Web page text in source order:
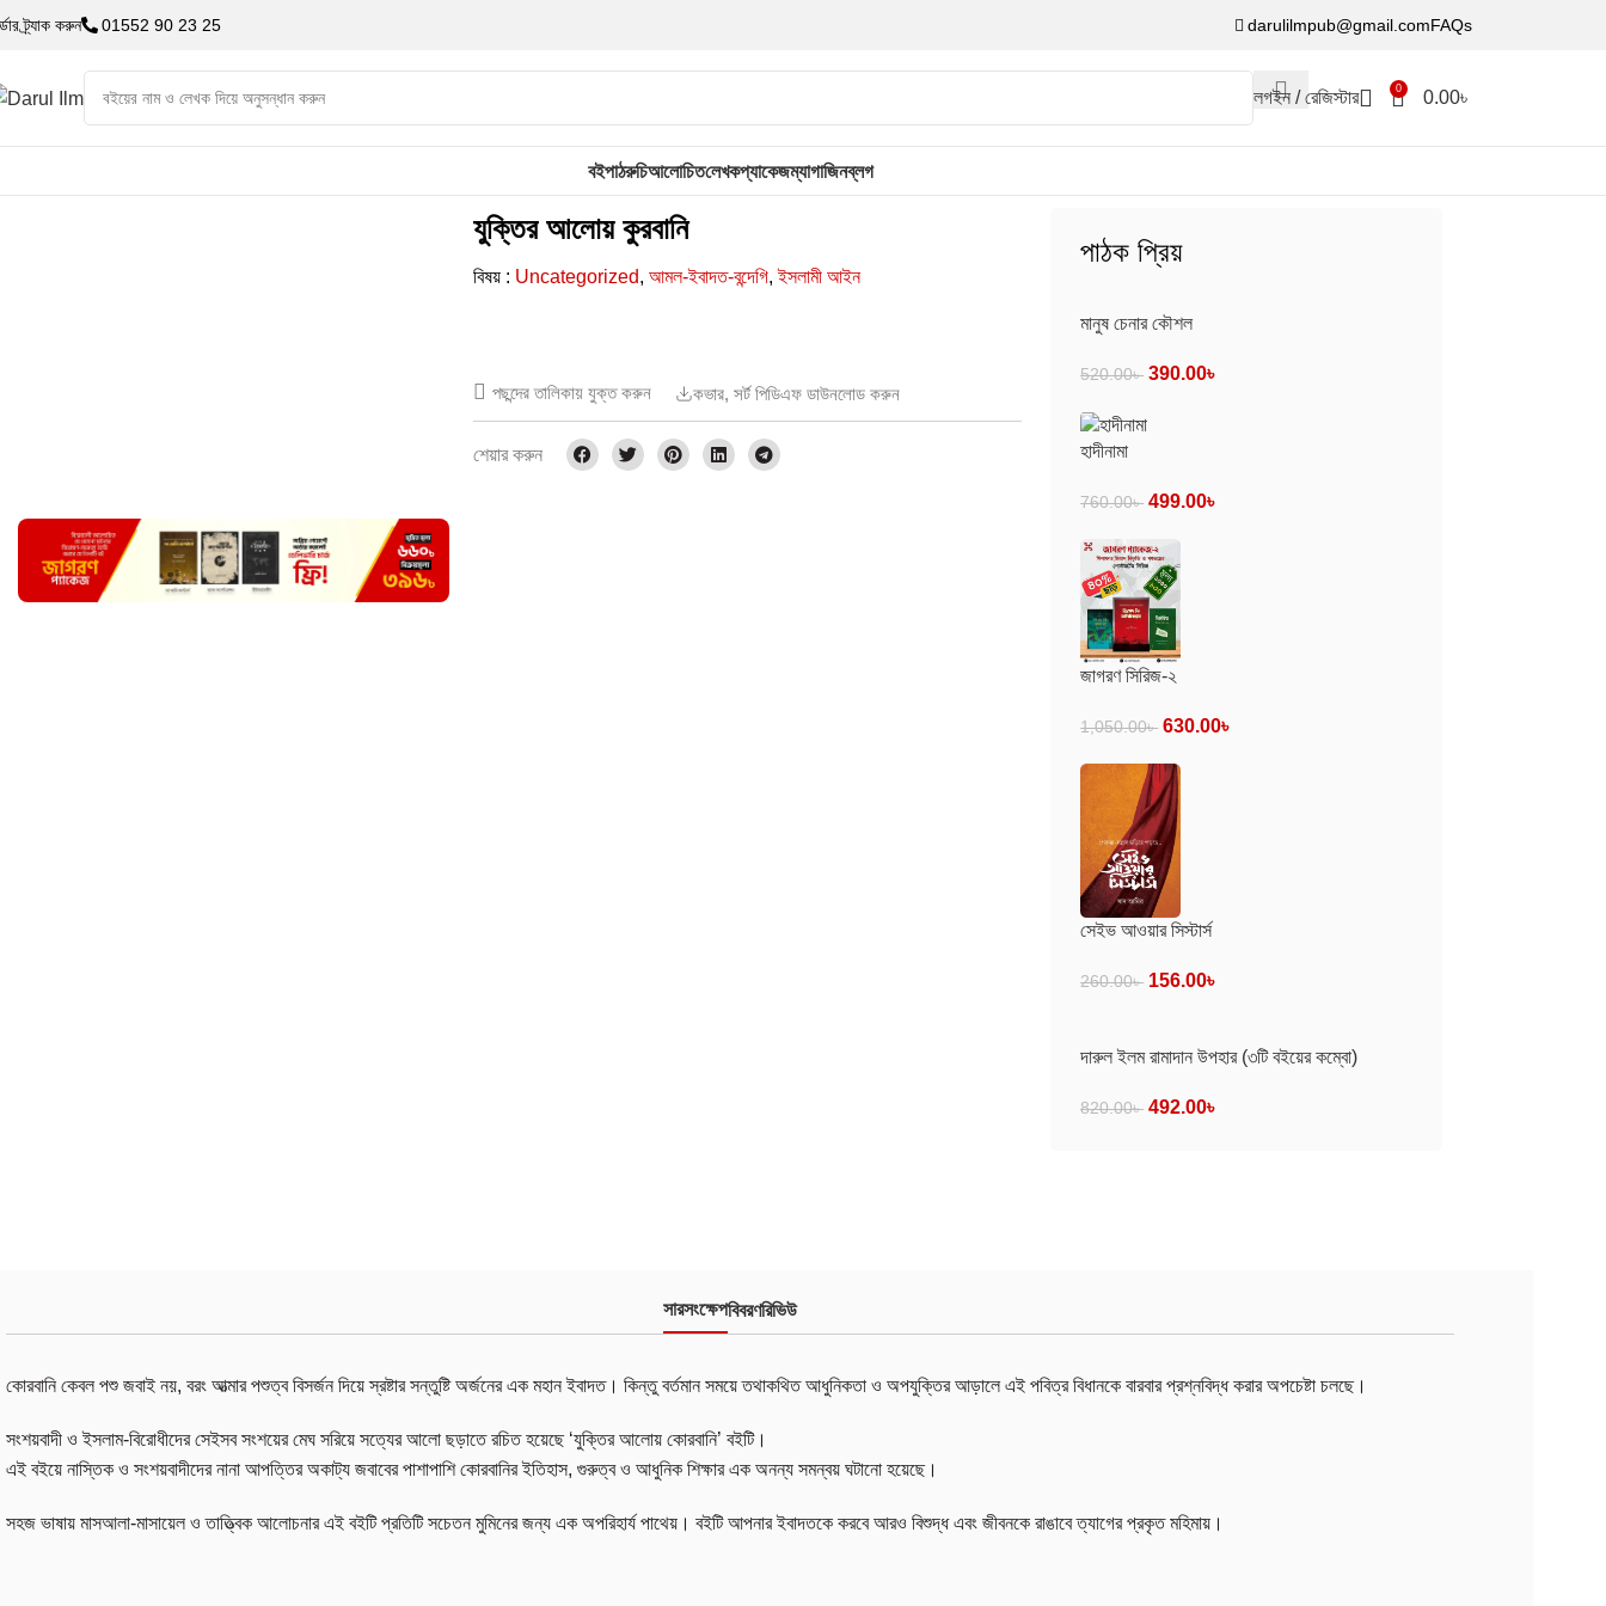
ট্র্যাক করুন 01552 90 23 25 darulilmpub@gmail.comFAQs
লগইন / রেজিস্টার 0 0.00৳
বইপাঠরুচিআলোচিতলেখকপ্যাকেজম্যাগাজিনব্লগ
যুক্তির আলোয় কুরবানি
বিষয় : Uncategorized,আমল-ইবাদত-বন্দেগি,ইসলামী আইন
পছন্দের তালিকায় যুক্ত করুন কভার, সর্ট পিডিএফ ডাউনলোড করুন
শেয়ার করুন
পাঠক প্রিয়
মানুষ চেনার কৌশল
520.00৳ 390.00৳
হাদীনামা
760.00৳ 499.00৳
জাগরণ সিরিজ-২
1,050.00৳ 630.00৳
সেইভ আওয়ার সিস্টার্স
260.00৳ 156.00৳
দারুল ইলম রামাদান উপহার (৩টি বইয়ের কম্বো)
820.00৳ 492.00৳
সারসংক্ষেপবিবরণরিভিউ
কোরবানি কেবল পশু জবাই নয়, বরং আত্মার পশুত্ব বিসর্জন দিয়ে স্রষ্টার সন্তুষ্টি অর্জনের এক মহান ইবাদত। কিন্তু বর্তমান সময়ে তথাকথিত আধুনিকতা ও অপযুক্তির আড়ালে এই পবিত্র বিধানকে বারবার প্রশ্নবিদ্ধ করার অপচেষ্টা চলছে।
​সংশয়বাদী ও ইসলাম-বিরোধীদের সেইসব সংশয়ের মেঘ সরিয়ে সত্যের আলো ছড়াতে রচিত হয়েছে ‘যুক্তির আলোয় কোরবানি’ বইটি।
​এই বইয়ে নাস্তিক ও সংশয়বাদীদের নানা আপত্তির অকাট্য জবাবের পাশাপাশি কোরবানির ইতিহাস, গুরুত্ব ও আধুনিক শিক্ষার এক অনন্য সমন্বয় ঘটানো হয়েছে।
​সহজ ভাষায় মাসআলা-মাসায়েল ও তাত্ত্বিক আলোচনার এই বইটি প্রতিটি সচেতন মুমিনের জন্য এক অপরিহার্য পাথেয়। বইটি আপনার ইবাদতকে করবে আরও বিশুদ্ধ এবং জীবনকে রাঙাবে ত্যাগের প্রকৃত মহিমায়।